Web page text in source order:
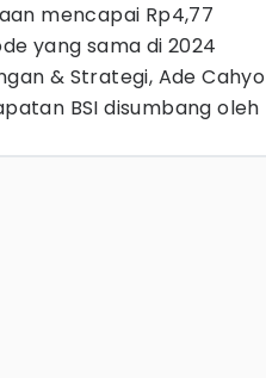
mencapai Rp4,77
yang sama di 2024
& Strategi, Ade Cahyo
BSI disumbang oleh